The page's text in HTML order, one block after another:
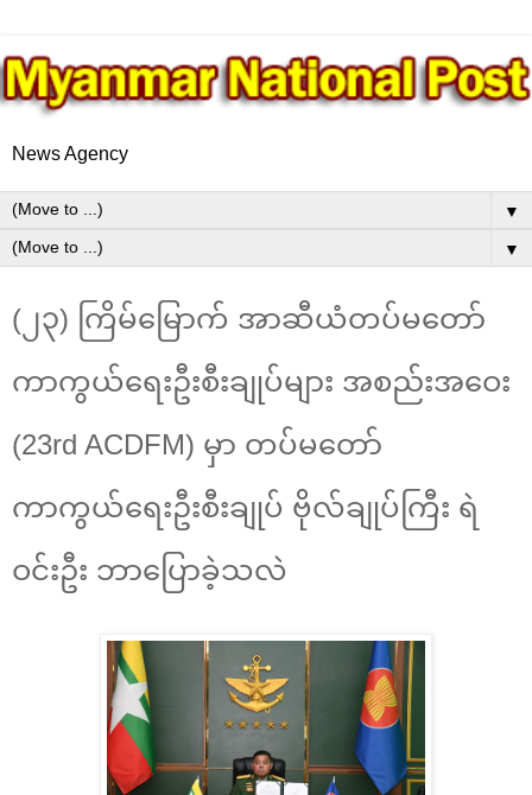
News Agency
▼
▼
(၂၃) ကြိမ်မြောက် အာဆီယံတပ်မတော်
ကာကွယ်ရေးဦးစီးချုပ်များ အစည်းအဝေး
(23rd ACDFM) မှာ တပ်မတော်
ကာကွယ်ရေးဦးစီးချုပ် ဗိုလ်ချုပ်ကြီး ရဲ
ဝင်းဦး ဘာပြောခဲ့သလဲ